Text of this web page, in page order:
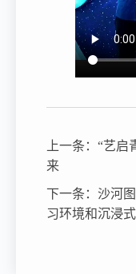
上一条： “艺启
来
下一条： 沙河
习环境和沉浸